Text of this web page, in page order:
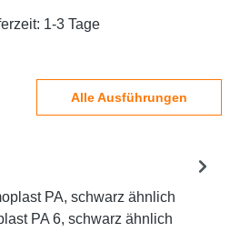
1-3 Tage
Alle Ausführungen
PA, schwarz ähnlich
PA 6, schwarz ähnlich